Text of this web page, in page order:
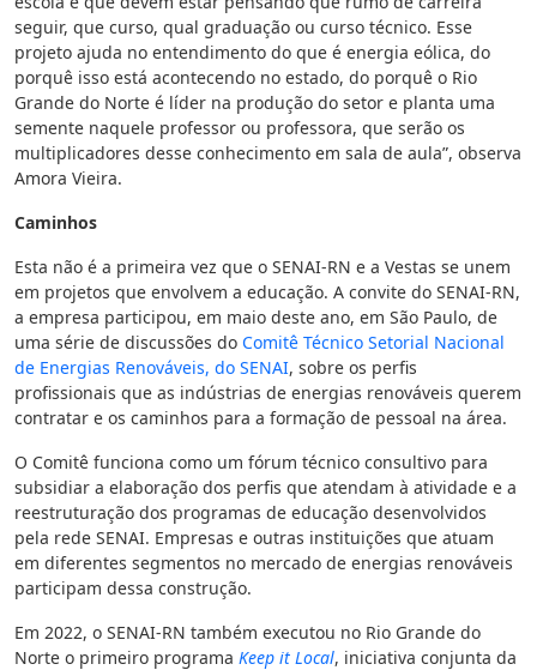
seguir, que curso, qual graduação ou curso técnico. Esse
projeto ajuda no entendimento do que é energia eólica, do
porquê isso está acontecendo no estado, do porquê o Rio
Grande do Norte é líder na produção do setor e planta uma
semente naquele professor ou professora, que serão os
multiplicadores desse conhecimento em sala de aula”, observa
Amora Vieira.
Caminhos
Esta não é a primeira vez que o SENAI-RN e a Vestas se unem
em projetos que envolvem a educação. A convite do SENAI-RN,
a empresa participou, em maio deste ano, em São Paulo, de
uma série de discussões do Comitê Técnico Setorial Nacional
de Energias Renováveis, do SENAI, sobre os perfis
profissionais que as indústrias de energias renováveis querem
contratar e os caminhos para a formação de pessoal na área.
O Comitê funciona como um fórum técnico consultivo para
subsidiar a elaboração dos perfis que atendam à atividade e a
reestruturação dos programas de educação desenvolvidos
pela rede SENAI. Empresas e outras instituições que atuam
em diferentes segmentos no mercado de energias renováveis
participam dessa construção.
Em 2022, o SENAI-RN também executou no Rio Grande do
Norte o primeiro programa Keep it Local, iniciativa conjunta da